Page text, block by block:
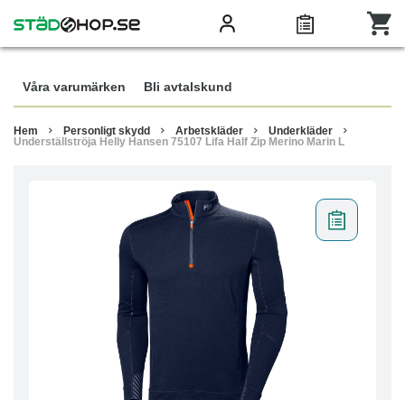
Våra varumärken Bli avtalskund
Hem Personligt skydd Arbetskläder
Underkläder
Underställströja Helly Hansen 75107 Lifa Half Zip Merino Marin L